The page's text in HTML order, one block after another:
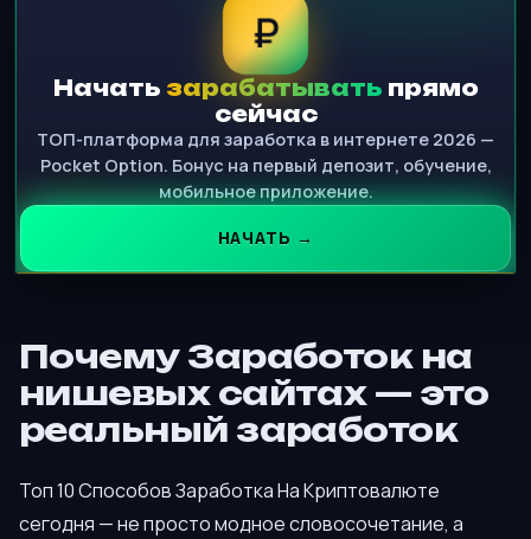
₽
Начать зарабатывать прямо
сейчас
ТОП-платформа для заработка в интернете 2026 —
Pocket Option. Бонус на первый депозит, обучение,
мобильное приложение.
НАЧАТЬ →
Почему Заработок на
нишевых сайтах — это
реальный заработок
Топ 10 Способов Заработка На Криптовалюте
сегодня — не просто модное словосочетание, а